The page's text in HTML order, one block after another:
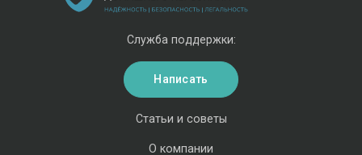
Статьи и советы
О компании
Служба поддержки:
Написать